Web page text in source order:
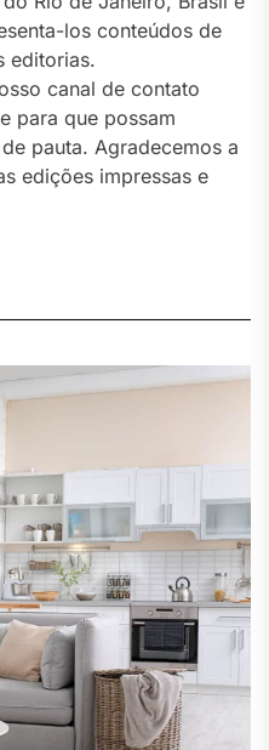
los conteúdos de
editorias.
canal de contato
para que possam
pauta. Agradecemos a
edições impressas e